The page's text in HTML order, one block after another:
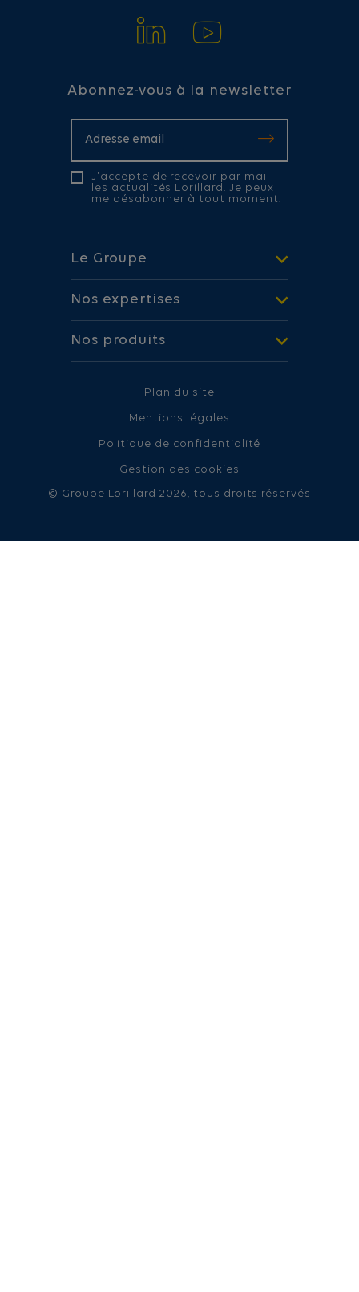
Abonnez-vous à la newsletter
J'accepte de recevoir par mail
les actualités Lorillard. Je peux
me désabonner à tout moment.
Le Groupe
Nos expertises
Nos produits
© Groupe Lorillard 2026, tous droits réservés
Plan du site
Mentions légales
Politique de confidentialité
Gestion des cookies